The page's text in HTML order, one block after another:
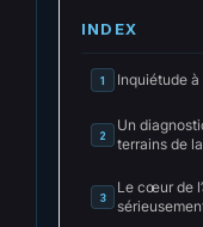
INDEX
1 Inquiétude
2
Un
terrains de
3
Le cœur de